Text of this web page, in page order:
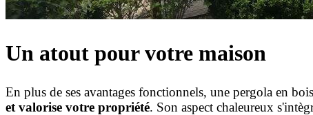
Un atout pour votre maison
En plus de ses avantages fonctionnels, une pergola en
et valorise votre propriété. Son aspect chaleureux